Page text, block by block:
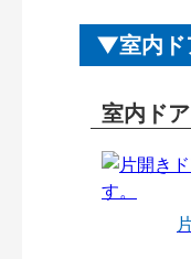
室内ド
室内ド